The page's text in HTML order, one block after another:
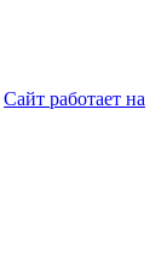
Сайт работает на